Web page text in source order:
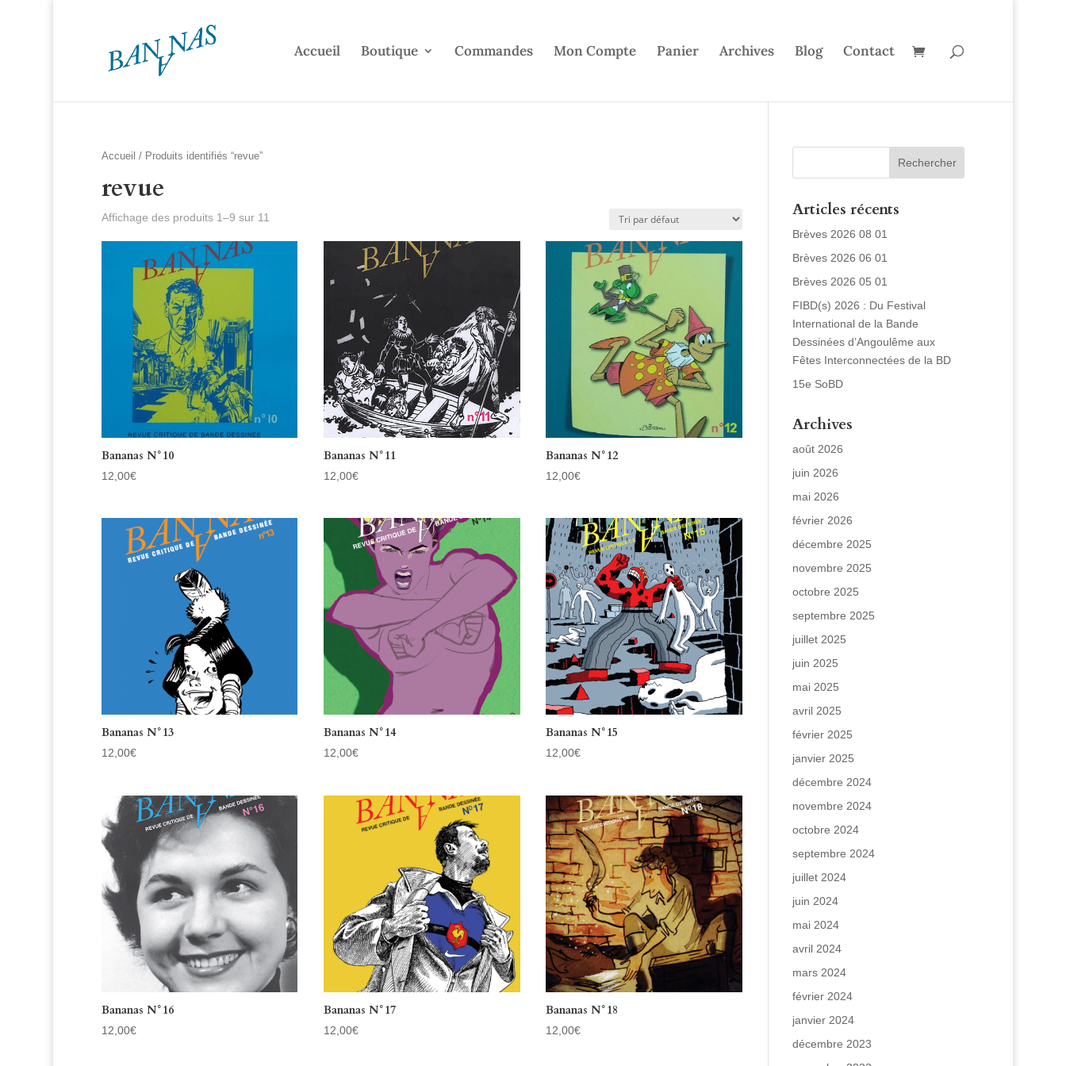
Accueil Boutique Commandes Mon Compte Panier Archives Blog Contact
Accueil / Produits identifiés “revue”
revue
Affichage des produits 1–9 sur 11
Bananas N°10
12,00€
Bananas N°11
12,00€
Bananas N°12
12,00€
Bananas N°13
12,00€
Bananas N°14
12,00€
Bananas N°15
12,00€
Bananas N°16
12,00€
Bananas N°17
12,00€
Bananas N°18
12,00€
Articles récents
Brèves 2026 08 01
Brèves 2026 06 01
Brèves 2026 05 01
FIBD(s) 2026 : Du Festival
International de la Bande
Dessinées d’Angoulême aux
Fêtes Interconnectées de la BD
15e SoBD
Archives
août 2026
juin 2026
mai 2026
février 2026
décembre 2025
novembre 2025
octobre 2025
septembre 2025
juillet 2025
juin 2025
mai 2025
avril 2025
février 2025
janvier 2025
décembre 2024
novembre 2024
octobre 2024
septembre 2024
juillet 2024
juin 2024
mai 2024
avril 2024
mars 2024
février 2024
janvier 2024
décembre 2023